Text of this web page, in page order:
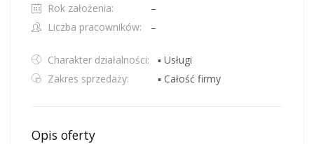
Rok założenia:
–
Liczba pracowników:
–
Charakter działalności:
▪ Usługi
Zakres sprzedaży:
▪ Całość firmy
Opis oferty